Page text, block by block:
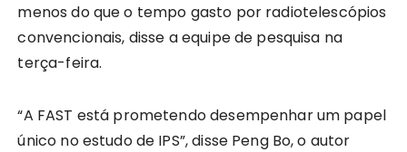
menos do que o tempo gasto por radiotelescópios
convencionais, disse a equipe de pesquisa na
terça-feira.
“A FAST está prometendo desempenhar um papel
único no estudo de IPS”, disse Peng Bo, o autor